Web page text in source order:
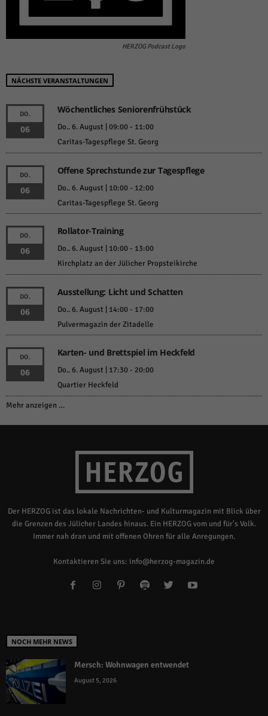
HERZOG Podcast Logo
NÄCHSTE VERANSTALTUNGEN
DO.
06
Wöchentliches Seniorenfrühstück
Do.. 6. August | 09:00- 11:00
Caritas-Tagespflege St. Georg
DO.
06
Offene Sprechstunde zur Tagespflege
Do.. 6. August | 10:00- 12:00
Caritas-Tagespflege St. Georg
DO.
06
Rollator-Training
Do.. 6. August | 10:00- 13:00
Kirchplatz an der Jülicher Propsteikirche
DO.
06
Ausstellung: Licht und Schatten
Do.. 6. August | 14:00- 17:00
Pulvermagazin der Zitadelle
DO.
06
Karten- und Brettspiel im Heckfeld
Do.. 6. August | 17:30- 20:00
Quartier Heckfeld
Mehr anzeigen …
Der HERZOG ist das lokale Nachrichten- und Kulturmagazin mit Blick über
die Grenzen des Jülicher Landes hinaus. Ein HERZOG vom und für's Volk.
Immer nah dran und mit offenen Ohren für alle Anregungen.
Kontaktieren Sie uns: info@herzog-magazin.de
NOCH MEHR NEWS
Mersch: Wohnwagen entwendet
August 5, 2026